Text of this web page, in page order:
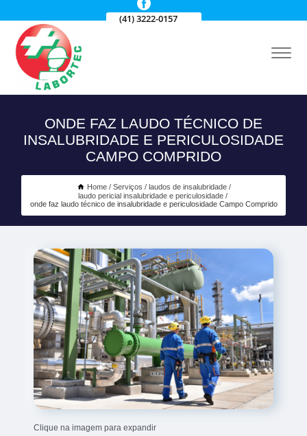
(41) 3222-0157
ONDE FAZ LAUDO TÉCNICO DE
INSALUBRIDADE E PERICULOSIDADE
CAMPO COMPRIDO
Home Serviços
laudos de insalubridade
laudo pericial insalubridade e periculosidade
onde faz laudo técnico de insalubridade e periculosidade Campo Comprido
Clique na imagem para expandir